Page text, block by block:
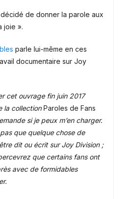
de donner la parole aux
joie ».
parle lui-même en ces
documentaire sur Joy
cet ouvrage fin juin 2017
la collectionParoles de Fans
si je peux m’en charger.
que quelque chose de
dit ou écrit sur Joy Division ;
que certains fans ont
avec de formidables